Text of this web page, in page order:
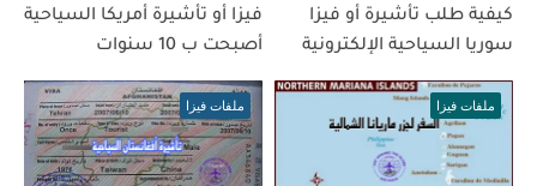
كيفية طلب تأشيرة أو فيزا
سوريا السياحية الإلكترونية
فيزا أو تأشيرة أمريكا السياحية
أصبحت ب 10 سنوات
ملفات فيزا ملفات فيزا